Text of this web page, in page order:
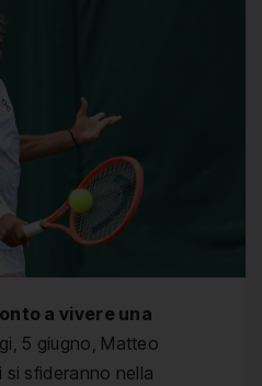
a vivere una
5 giugno, Matteo
si sfideranno nella